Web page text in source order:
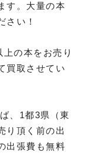
す。大量の本
さい！
の本をお売り
買取させてい
、1都3県（東
り頂く前の出
出張費も無料